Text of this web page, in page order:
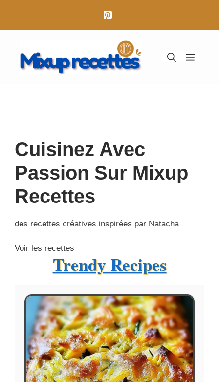
contenu
Menu
Cuisinez Avec
Passion Sur Mixup
Recettes
des recettes créatives inspirées par Natacha
Voir les recettes
Trendy Recipes